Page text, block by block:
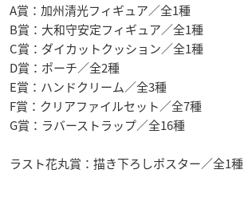
A賞：加州清光フィギュア／全1種
B賞：大和守安定フィギュア／全1種
C賞：ダイカットクッション／全1種
D賞：ポーチ／全2種
E賞：ハンドクリーム／全3種
F賞：クリアファイルセット／全7種
G賞：ラバーストラップ／全16種
ラスト花丸賞：描き下ろしポスター／全1種